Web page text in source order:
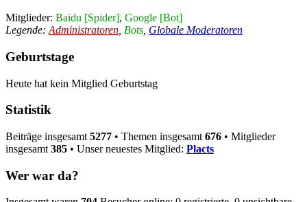
Mitglieder: Baidu [Spider], Google [Bot]
Legende: Administratoren Bots Globale Moderatoren
Geburtstage
Heute hat kein Mitglied Geburtstag
Statistik
Beiträge insgesamt 5277 • Themen insgesamt 676 • Mitglieder
insgesamt 385 • Unser neuestes Mitglied: Placts
Wer war da?